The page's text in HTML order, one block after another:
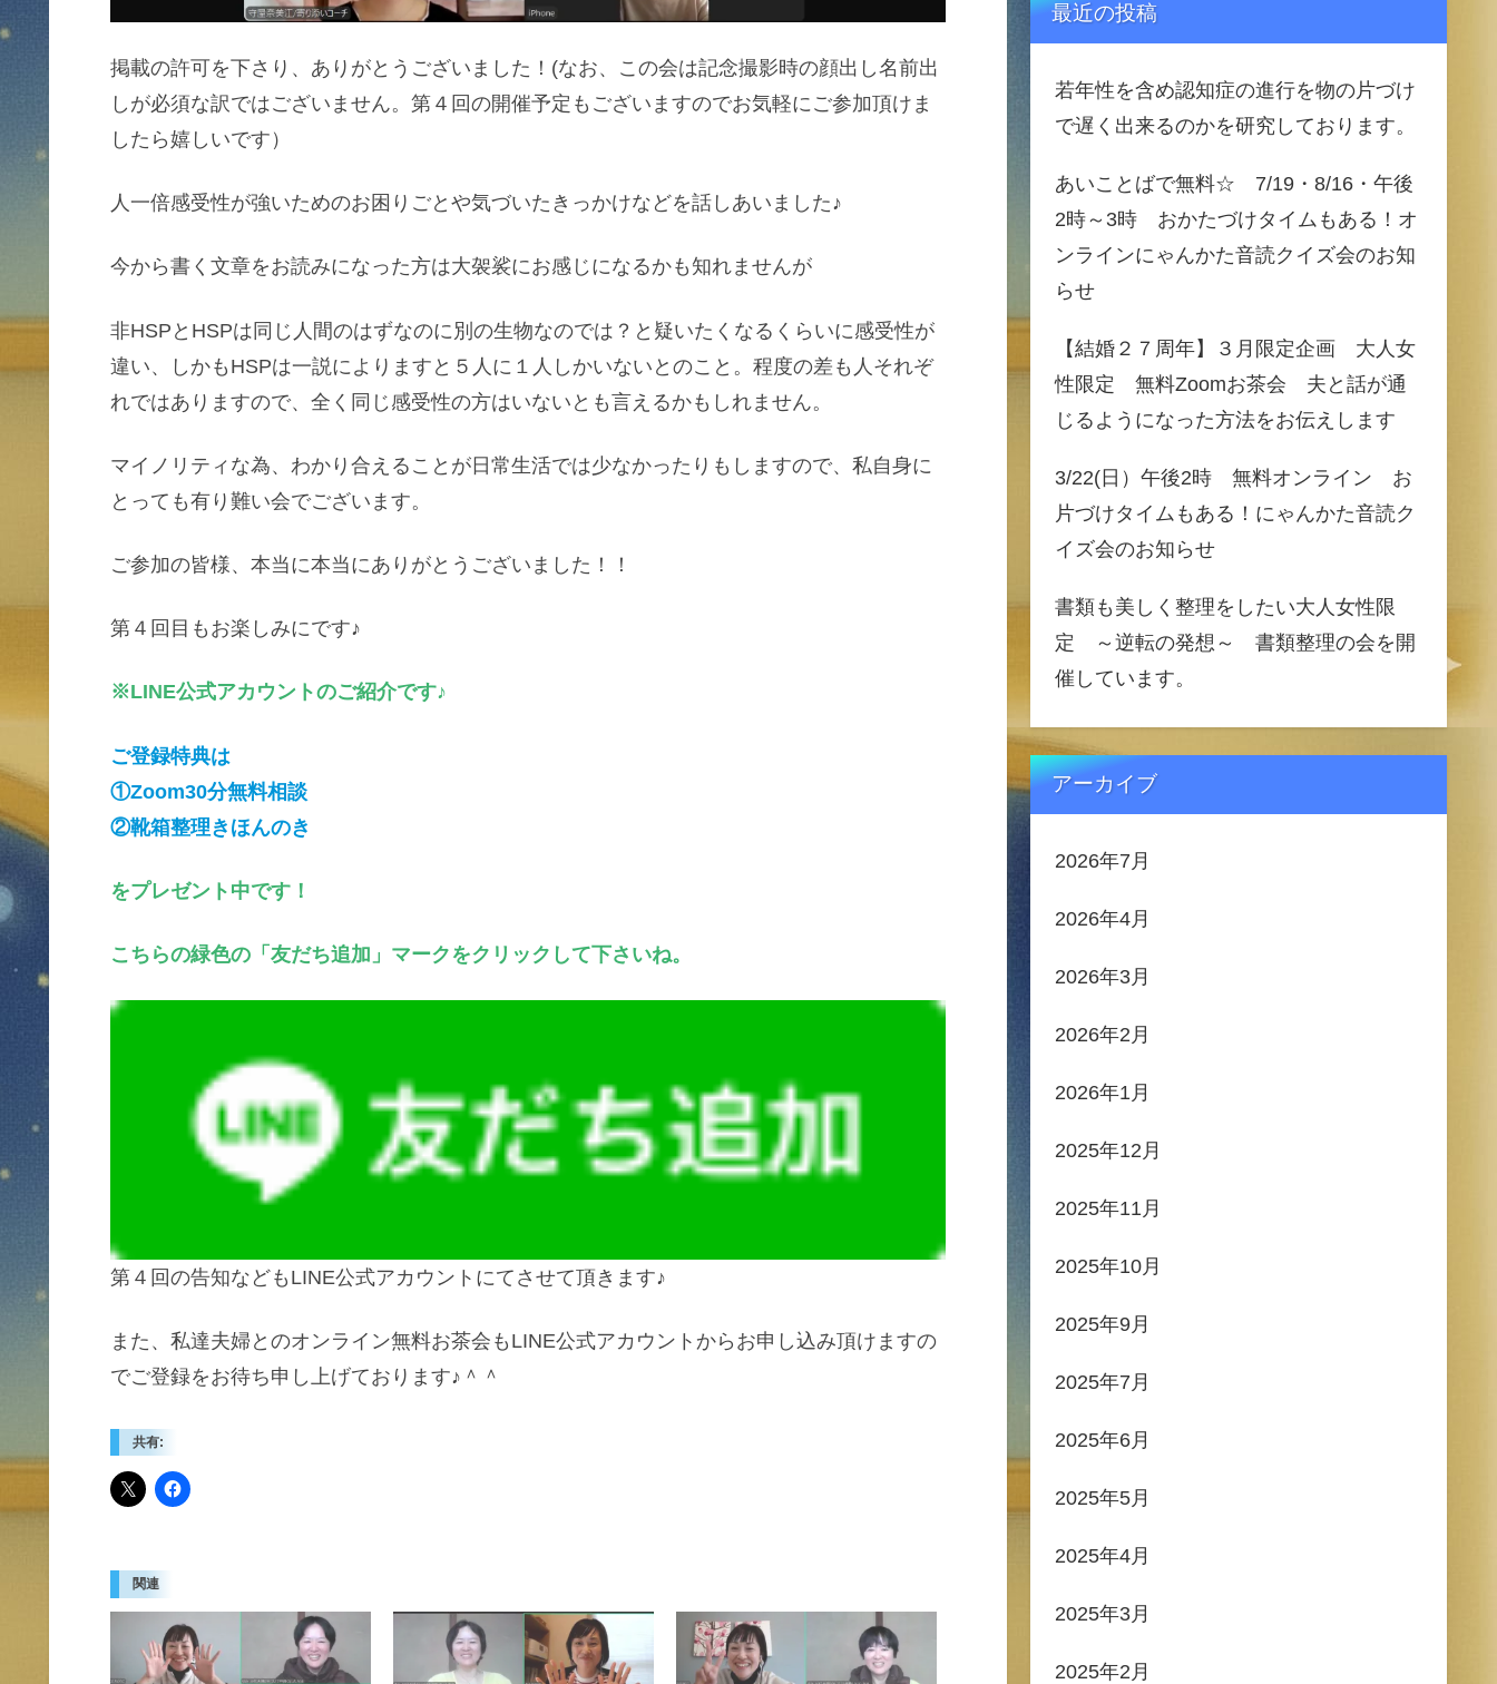
掲載の許可を下さり、ありがとうございました！(なお、この会は記念撮影時の顔出し名前出
しが必須な訳ではございません。第４回の開催予定もございますのでお気軽にご参加頂けま
したら嬉しいです）
人一倍感受性が強いためのお困りごとや気づいたきっかけなどを話しあいました♪
今から書く文章をお読みになった方は大袈裟にお感じになるかも知れませんが
非HSPとHSPは同じ人間のはずなのに別の生物なのでは？と疑いたくなるくらいに感受性が
違い、しかもHSPは一説によりますと５人に１人しかいないとのこと。程度の差も人それぞ
れではありますので、全く同じ感受性の方はいないとも言えるかもしれません。
マイノリティな為、わかり合えることが日常生活では少なかったりもしますので、私自身に
とっても有り難い会でございます。
ご参加の皆様、本当に本当にありがとうございました！！
第４回目もお楽しみにです♪
※LINE公式アカウントのご紹介です♪
ご登録特典は
①Zoom30分無料相談
②靴箱整理きほんのき
をプレゼント中です！
こちらの緑色の「友だち追加」マークをクリックして下さいね。
第４回の告知などもLINE公式アカウントにてさせて頂きます♪
また、私達夫婦とのオンライン無料お茶会もLINE公式アカウントからお申し込み頂けますの
でご登録をお待ち申し上げております♪＾＾
共有:
関連
最近の投稿
若年性を含め認知症の進行を物の片づけ
で遅く出来るのかを研究しております。
あいことばで無料☆ 7/19・8/16・午後
2時～3時 おかたづけタイムもある！オ
ンラインにゃんかた音読クイズ会のお知
らせ
【結婚２７周年】３月限定企画 大人女
性限定 無料Zoomお茶会 夫と話が通
じるようになった方法をお伝えします
3/22(日）午後2時 無料オンライン お
片づけタイムもある！にゃんかた音読ク
イズ会のお知らせ
書類も美しく整理をしたい大人女性限
定 ～逆転の発想～ 書類整理の会を開
催しています。
アーカイブ
2026年7月
2026年4月
2026年3月
2026年2月
2026年1月
2025年12月
2025年11月
2025年10月
2025年9月
2025年7月
2025年6月
2025年5月
2025年4月
2025年3月
2025年2月